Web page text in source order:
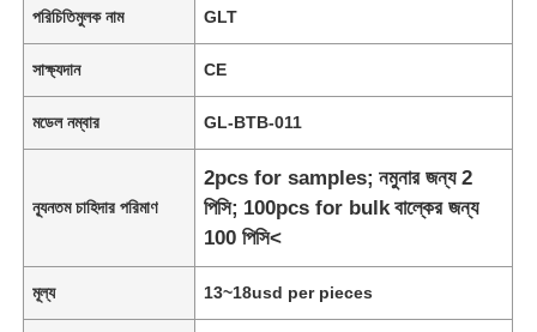
পরিচিতিমুলক নাম GLT
সাক্ষ্যদান CE
মডেল নম্বার GL-BTB-011
ন্যূনতম চাহিদার পরিমাণ
2pcs for samples; নমুনার জন্য 2
পিসি; 100pcs for bulk বাল্কের জন্য
100 পিসি<
মূল্য 13~18usd per pieces